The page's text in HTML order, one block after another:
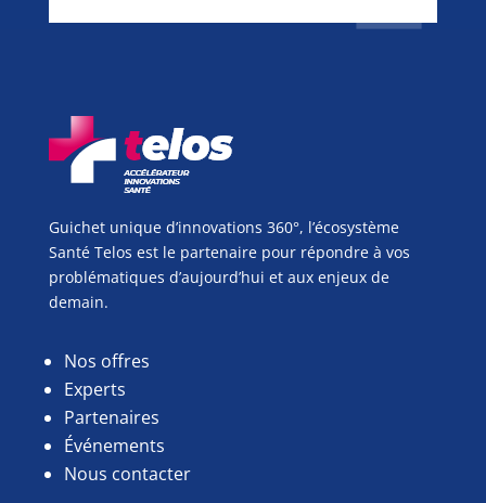
Guichet unique d’innovations 360°, l’écosystème
Santé Telos est le partenaire pour répondre à vos
problématiques d’aujourd’hui et aux enjeux de
demain.
Nos offres
Experts
Partenaires
Événements
Nous contacter